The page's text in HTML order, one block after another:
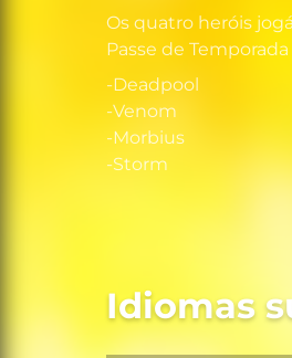
Os quatro heróis
Passe de Temporada
-Deadpool
-Venom
-Morbius
-Storm
Idiomas